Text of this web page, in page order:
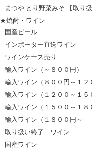
まつや とり野菜みそ 【取り扱
★焼酎・ワイン
国産ビール
インポーター直送ワイン
ワインケース売り
輸入ワイン（～８００円）
輸入ワイン（８００円～１２
輸入ワイン（１２００～１５
輸入ワイン（１５００～１８
輸入ワイン（１８００円～
取り扱い終了 ワイン
国産ワイン